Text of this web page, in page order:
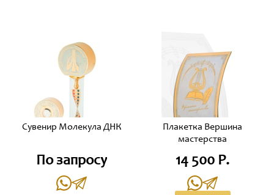
Сувенир Молекула ДНК
По запросу
Плакетка Вершина
мастерства
14 500 Р.